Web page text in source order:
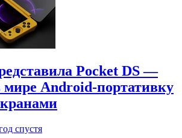
Pocket DS —
мире Android-портативку
спустя